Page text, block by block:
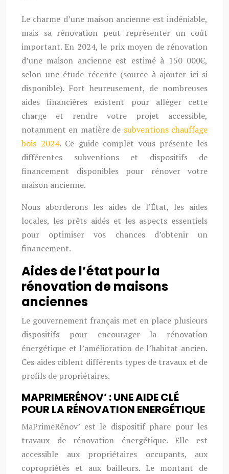
Le charme d’une maison ancienne est indéniable,
mais sa rénovation peut représenter un coût
important. En 2024, le prix moyen de rénovation
d’une maison ancienne est estimé à 150 000€,
selon une étude récente (source à ajouter ici si
disponible). Fort heureusement, de nombreuses
aides financières existent pour alléger cette
charge et rendre votre projet accessible,
notamment en matière de subventions chauffage
bois 2024. Ce guide complet vous présente les
différentes subventions et dispositifs de
financement disponibles pour rénover votre
maison ancienne.
Nous aborderons les aides de l’État, les aides
locales, les prêts aidés et les aspects essentiels
pour optimiser vos chances d’obtenir un
financement.
Aides de l’état pour la
rénovation de maisons
anciennes
Le gouvernement français met en place plusieurs
dispositifs pour encourager la rénovation
énergétique et l’amélioration de l’habitat ancien.
Ces aides ciblent différents types de travaux et de
profils de propriétaires.
MAPRIMERÉNOV’ : UNE AIDE CLÉ
POUR LA RÉNOVATION ENERGÉTIQUE
MaPrimeRénov’ est le dispositif phare pour les
travaux de rénovation énergétique. Elle est
accessible aux propriétaires occupants, aux
copropriétés et aux bailleurs. Le montant de